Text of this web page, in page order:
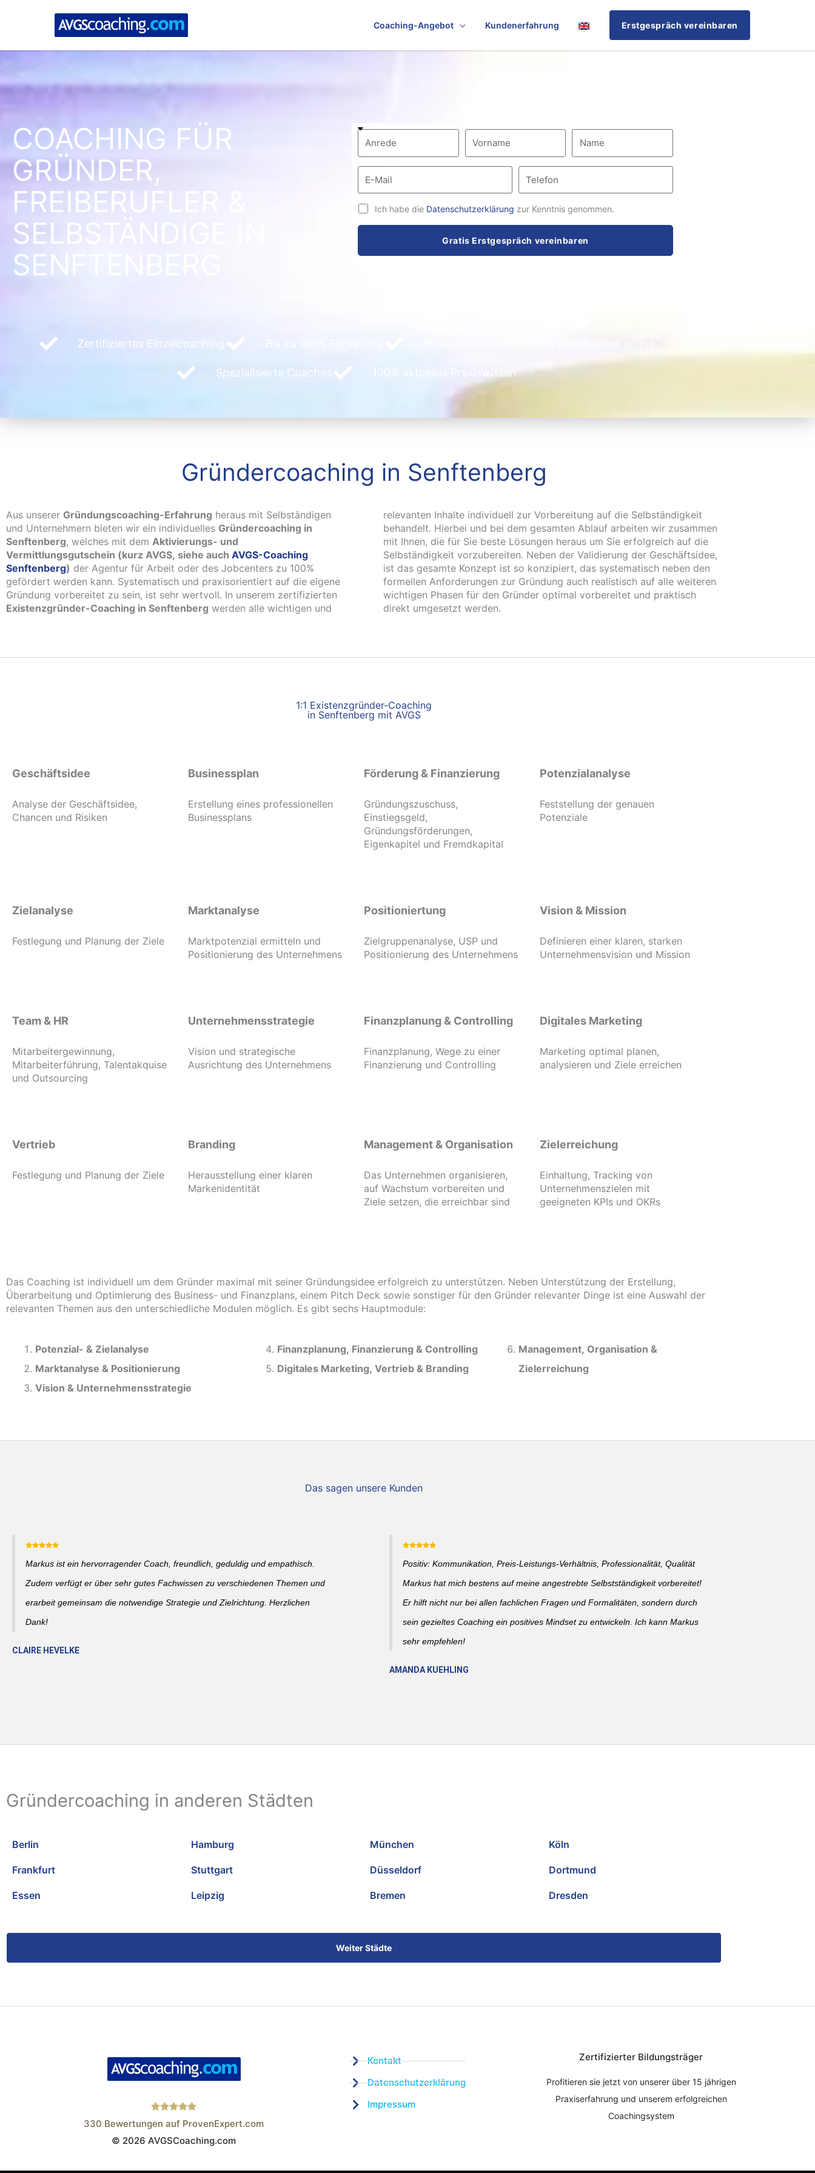
Coaching-Angebot Kundenerfahrung Erstgespräch vereinbaren
COACHING FÜR
GRÜNDER,
FREIBERUFLER &
SELBSTÄNDIGE IN
SENFTENBERG
Ich habe die Datenschutzerklärung zur Kenntnis genommen.
Gratis Erstgespräch vereinbaren
Zertifiziertes Einzelcoaching
Spezialisierte Coaches 100% aktuelles Praxiswissen
Gründercoaching in Senftenberg
Aus unserer Gründungscoaching-Erfahrung heraus mit Selbständigen
und Unternehmern bieten wir ein individuelles Gründercoaching in
Senftenberg, welches mit dem Aktivierungs- und
Vermittlungsgutschein (kurz AVGS, siehe auch AVGS-Coaching
Senftenberg) der Agentur für Arbeit oder des Jobcenters zu 100%
gefördert werden kann. Systematisch und praxisorientiert auf die eigene
Gründung vorbereitet zu sein, ist sehr wertvoll. In unserem zertifizierten
Existenzgründer-Coaching in Senftenberg werden alle wichtigen und
relevanten Inhalte individuell zur Vorbereitung auf die Selbständigkeit
behandelt. Hierbei und bei dem gesamten Ablauf arbeiten wir zusammen
mit Ihnen, die für Sie beste Lösungen heraus um Sie erfolgreich auf die
Selbständigkeit vorzubereiten. Neben der Validierung der Geschäftsidee,
ist das gesamte Konzept ist so konzipiert, das systematisch neben den
formellen Anforderungen zur Gründung auch realistisch auf alle weiteren
wichtigen Phasen für den Gründer optimal vorbereitet und praktisch
direkt umgesetzt werden.
1:1 Existenzgründer-Coaching
in Senftenberg mit AVGS
Geschäftsidee
Analyse der Geschäftsidee,
Chancen und Risiken
Businessplan
Erstellung eines professionellen
Businessplans
Förderung & Finanzierung
Gründungszuschuss,
Einstiegsgeld,
Gründungsförderungen,
Eigenkapitel und Fremdkapital
Potenzialanalyse
Feststellung der genauen
Potenziale
Zielanalyse
Festlegung und Planung der Ziele
Marktanalyse
Marktpotenzial ermitteln und
Positionierung des Unternehmens
Positioniertung
Zielgruppenanalyse, USP und
Positionierung des Unternehmens
Vision & Mission
Definieren einer klaren, starken
Unternehmensvision und Mission
Team & HR
Mitarbeitergewinnung,
Mitarbeiterführung, Talentakquise
und Outsourcing
Unternehmensstrategie
Vision und strategische
Ausrichtung des Unternehmens
Finanzplanung & Controlling
Finanzplanung, Wege zu einer
Finanzierung und Controlling
Digitales Marketing
Marketing optimal planen,
analysieren und Ziele erreichen
Vertrieb
Festlegung und Planung der Ziele
Branding
Herausstellung einer klaren
Markenidentität
Management & Organisation
Das Unternehmen organisieren,
auf Wachstum vorbereiten und
Ziele setzen, die erreichbar sind
Zielerreichung
Einhaltung, Tracking von
Unternehmenszielen mit
geeigneten KPIs und OKRs
Das Coaching ist individuell um dem Gründer maximal mit seiner Gründungsidee erfolgreich zu unterstützen. Neben Unterstützung der Erstellung,
Überarbeitung und Optimierung des Business- und Finanzplans, einem Pitch Deck sowie sonstiger für den Gründer relevanter Dinge ist eine Auswahl der
relevanten Themen aus den unterschiedliche Modulen möglich. Es gibt sechs Hauptmodule:
Potenzial- & Zielanalyse
Marktanalyse & Positionierung
Vision & Unternehmensstrategie
Finanzplanung, Finanzierung & Controlling
Digitales Marketing, Vertrieb & Branding
Management, Organisation &
Zielerreichung
Das sagen unsere Kunden
Markus ist ein hervorragender Coach, freundlich, geduldig und empathisch.
Zudem verfügt er über sehr gutes Fachwissen zu verschiedenen Themen und
erarbeit gemeinsam die notwendige Strategie und Zielrichtung. Herzlichen
Dank!
CLAIRE HEVELKE
Positiv: Kommunikation, Preis-Leistungs-Verhältnis, Professionalität, Qualität
Markus hat mich bestens auf meine angestrebte Selbstständigkeit vorbereitet!
Er hilft nicht nur bei allen fachlichen Fragen und Formalitäten, sondern durch
sein gezieltes Coaching ein positives Mindset zu entwickeln. Ich kann Markus
sehr empfehlen!
AMANDA KUEHLING
Gründercoaching in anderen Städten
Berlin Hamburg München Köln
Frankfurt Stuttgart Düsseldorf Dortmund
Essen Leipzig Bremen Dresden
Weiter Städte
Wistor GmbH
330 Bewertungen auf ProvenExpert.com
© 2026 AVGSCoaching.com
Kontakt
Datenschutzerklärung
Impressum
Zertifizierter Bildungsträger
Profitieren sie jetzt von unserer über 15 jährigen
Praxiserfahrung und unserem erfolgreichen
Coachingsystem